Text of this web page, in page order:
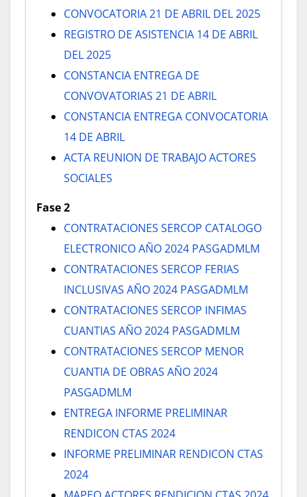
CONVOCATORIA 21 DE ABRIL DEL 2025
REGISTRO DE ASISTENCIA 14 DE ABRIL
DEL 2025
CONSTANCIA ENTREGA DE
CONVOVATORIAS 21 DE ABRIL
CONSTANCIA ENTREGA CONVOCATORIA
14 DE ABRIL
ACTA REUNION DE TRABAJO ACTORES
SOCIALES
Fase 2
CONTRATACIONES SERCOP CATALOGO
ELECTRONICO AÑO 2024 PASGADMLM
CONTRATACIONES SERCOP FERIAS
INCLUSIVAS AÑO 2024 PASGADMLM
CONTRATACIONES SERCOP INFIMAS
CUANTIAS AÑO 2024 PASGADMLM
CONTRATACIONES SERCOP MENOR
CUANTIA DE OBRAS AÑO 2024
PASGADMLM
ENTREGA INFORME PRELIMINAR
RENDICON CTAS 2024
INFORME PRELIMINAR RENDICON CTAS
2024